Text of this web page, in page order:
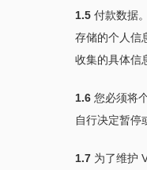
1.5付款数据
存储的个人信
收集的具体信
1.6您必须将
自行决定暂停
1.7为了维护